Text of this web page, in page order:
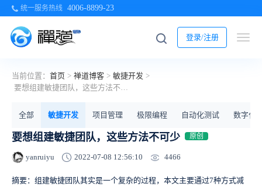
统一服务热线 4006-8899-23
登录/注册
当前位置： 首页 > 禅道博客 > 敏捷开发 >
要想组建敏捷团队，这些方法不可少
全部 敏捷开发 项目管理 极限编程 自动化测试 数字化
要想组建敏捷团队，这些方法不可少 原创
yanruiyu 2022-07-08 12:56:10 4466
摘要：组建敏捷团队其实是一个复杂的过程，本文主要通过7种方式减